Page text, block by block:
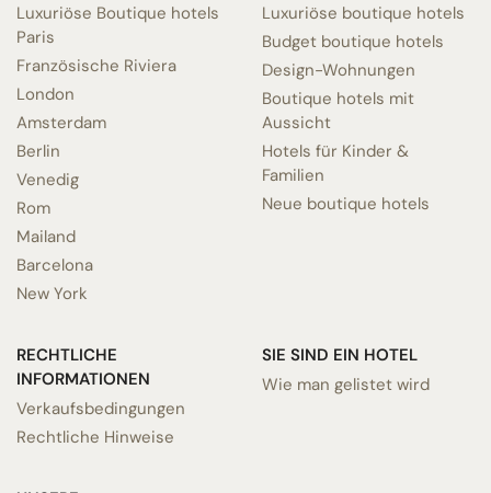
Luxuriöse Boutique hotels
Paris
Französische Riviera
London
Amsterdam
Berlin
Venedig
Rom
Mailand
Barcelona
New York
Luxuriöse boutique hotels
Budget boutique hotels
Design-Wohnungen
Boutique hotels mit
Aussicht
Hotels für Kinder &
Familien
Neue boutique hotels
RECHTLICHE
INFORMATIONEN
Verkaufsbedingungen
Rechtliche Hinweise
SIE SIND EIN HOTEL
Wie man gelistet wird